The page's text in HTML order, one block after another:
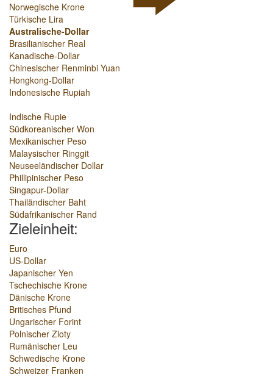
Norwegische Krone
Türkische Lira
Australische-Dollar
Brasilianischer Real
Kanadische-Dollar
Chinesischer Renminbi Yuan
Hongkong-Dollar
Indonesische Rupiah
Indische Rupie
Südkoreanischer Won
Mexikanischer Peso
Malaysischer Ringgit
Neuseeländischer Dollar
Phillipinischer Peso
Singapur-Dollar
Thailändischer Baht
Südafrikanischer Rand
Zieleinheit:
Euro
US-Dollar
Japanischer Yen
Tschechische Krone
Dänische Krone
Britisches Pfund
Ungarischer Forint
Polnischer Zloty
Rumänischer Leu
Schwedische Krone
Schweizer Franken